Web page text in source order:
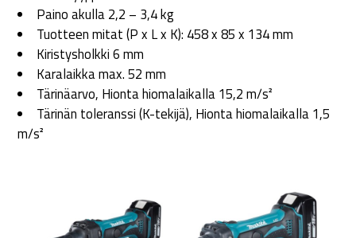
Paino akulla 2,2 – 3,4 kg
Tuotteen mitat (P x L x K): 458 x 85 x 134 mm
Kiristysholkki 6 mm
Karalaikka max. 52 mm
Tärinäarvo, Hionta hiomalaikalla 15,2 m/s²
Tärinän toleranssi (K-tekijä), Hionta hiomalaikalla 1,5
m/s²